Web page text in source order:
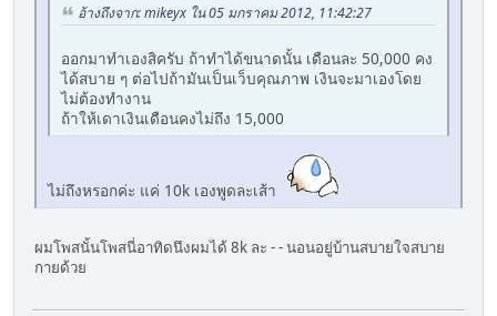
อ้างถึงจาก: mikeyx ใน 05 มกราคม 2012, 11:42:27
ออกมาทำเองสิครับ ถ้าทำได้ขนาดนั้น เดือนละ 50,000 คง
ได้สบาย ๆ ต่อไปถ้ามันเป็นเว็บคุณภาพ เงินจะมาเองโดย
ไม่ต้องทำงาน
ถ้าให้เดาเงินเดือนคงไม่ถึง 15,000
ไม่ถึงหรอกค่ะ แค่ 10k เองพูดละเส้า
ผมโพสนั้นโพสนี่อาทิดนึงผมได้ 8k ละ - - นอนอยู่บ้านสบายใจสบาย
กายด้วย